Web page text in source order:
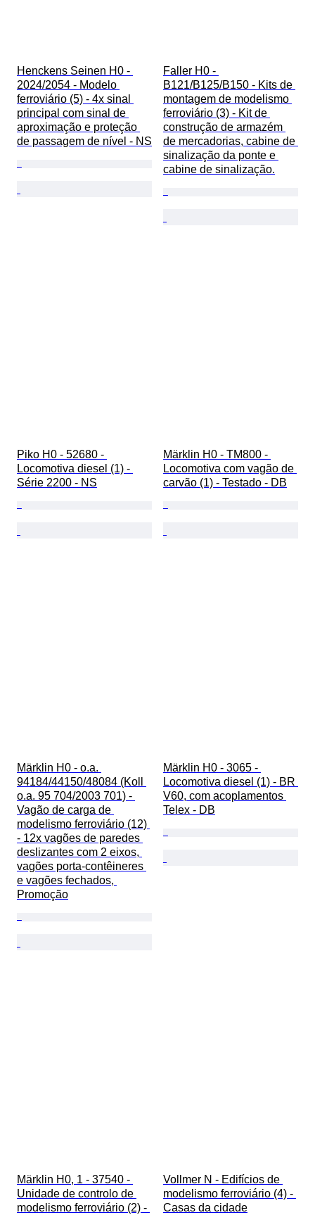
Henckens Seinen H0 -
2024/2054 - Modelo
ferroviário (5) - 4x sinal
principal com sinal de
aproximação e proteção
de passagem de nível - NS
Faller H0 -
B121/B125/B150 - Kits de
montagem de modelismo
ferroviário (3) - Kit de
construção de armazém
de mercadorias, cabine de
sinalização da ponte e
cabine de sinalização.
Piko H0 - 52680 -
Locomotiva diesel (1) -
Série 2200 - NS
Märklin H0 - TM800 -
Locomotiva com vagão de
carvão (1) - Testado - DB
Märklin H0 - o.a.
94184/44150/48084 (Koll
o.a. 95 704/2003 701) -
Vagão de carga de
modelismo ferroviário (12)
- 12x vagões de paredes
deslizantes com 2 eixos,
vagões porta-contêineres
e vagões fechados,
Promoção
Märklin H0 - 3065 -
Locomotiva diesel (1) - BR
V60, com acoplamentos
Telex - DB
Märklin H0, 1 - 37540 -
Unidade de controlo de
modelismo ferroviário (2) -
Vollmer N - Edifícios de
modelismo ferroviário (4) -
Casas da cidade